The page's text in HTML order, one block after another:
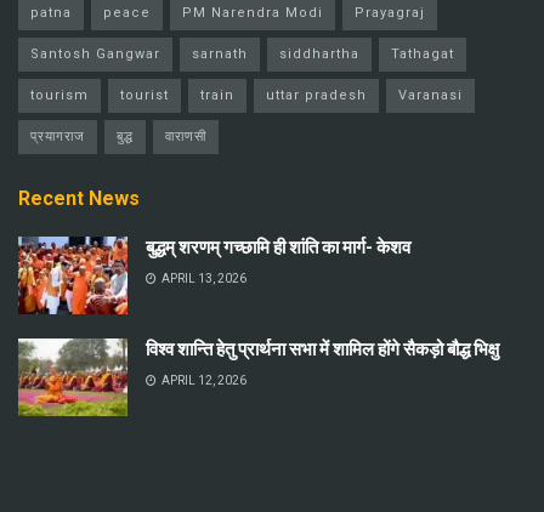
patna peace PM Narendra Modi Prayagraj
Santosh Gangwar sarnath siddhartha Tathagat
tourism tourist train uttar pradesh Varanasi
प्रयागराज बुद्ध वाराणसी
Recent News
बुद्धम् शरणम् गच्छामि ही शांति का मार्ग- केशव
APRIL 13, 2026
विश्व शान्ति हेतु प्रार्थना सभा में शामिल होंगे सैकड़ो बौद्ध भिक्षु
APRIL 12, 2026